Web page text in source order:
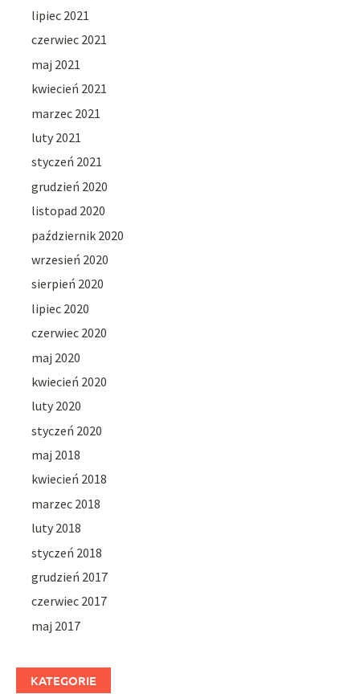
lipiec 2021
czerwiec 2021
maj 2021
kwiecień 2021
marzec 2021
luty 2021
styczeń 2021
grudzień 2020
listopad 2020
październik 2020
wrzesień 2020
sierpień 2020
lipiec 2020
czerwiec 2020
maj 2020
kwiecień 2020
luty 2020
styczeń 2020
maj 2018
kwiecień 2018
marzec 2018
luty 2018
styczeń 2018
grudzień 2017
czerwiec 2017
maj 2017
KATEGORIE